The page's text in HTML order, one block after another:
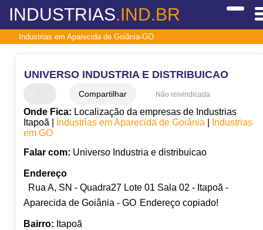
INDUSTRIAS.IND.BR
Industrias em Aparecida de Goiânia-GO
UNIVERSO INDUSTRIA E DISTRIBUICAO
Compartilhar Não reivindicada
Onde Fica: Localização da empresas de Industrias
Itapoã |
Industrias em Aparecida de Goiânia|
Industrias
em GO
Falar com: Universo Industria e distribuicao
Endereço
Rua A, SN - Quadra27 Lote 01 Sala 02 - Itapoã -
Aparecida de Goiânia - GO Endereço copiado!
Bairro: Itapoã